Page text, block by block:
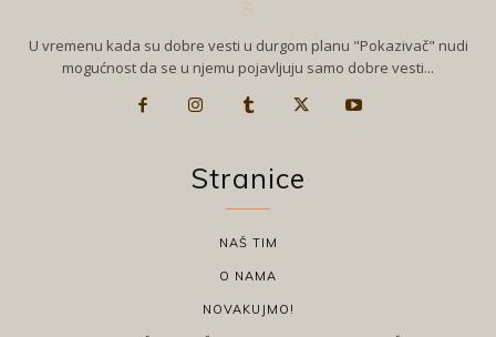
U vremenu kada su dobre vesti u durgom planu "Pokazivač" nudi
mogućnost da se u njemu pojavljuju samo dobre vesti...
Stranice
NAŠ TIM
O NAMA
NOVAKUJMO!